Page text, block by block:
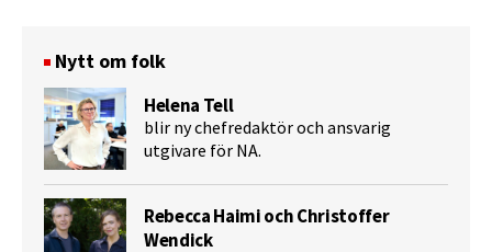
Nytt om folk
Helena Tell
blir ny chefredaktör och ansvarig
utgivare för NA.
Rebecca Haimi och Christoffer
Wendick